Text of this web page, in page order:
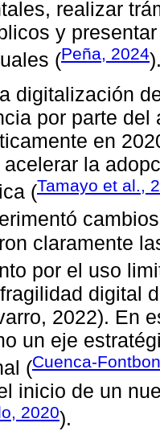
realizar
y
(Peña, 2024
digitalización
por parte
en
la
(Tamayo et al.,
claramente
por el uso
digital
2022). En
un eje
(Cuenca-
inicio de un
2020).